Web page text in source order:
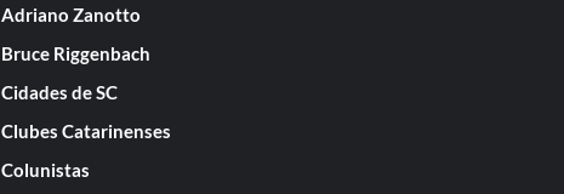
Adriano Zanotto
Bruce Riggenbach
Cidades de SC
Clubes Catarinenses
Colunistas